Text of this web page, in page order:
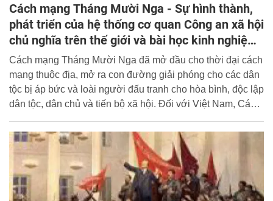
Cách mạng Tháng Mười Nga - Sự hình thành,
phát triển của hệ thống cơ quan Công an xã hội
chủ nghĩa trên thế giới và bài học kinh nghiệm
đối với Công an nhân dân Việt Nam
Cách mạng Tháng Mười Nga đã mở đầu cho thời đại cách
mạng thuộc địa, mở ra con đường giải phóng cho các dân
tộc bị áp bức và loài người đấu tranh cho hòa bình, độc lập
dân tộc, dân chủ và tiến bộ xã hội. Đối với Việt Nam, Cách
sắc trên nhiều phương diện, cả về lý luận và thực tiễn,
trong thời kỳ trước và sau khi Đảng Cộng sản Việt Nam ra
đời, cả trong Cách mạng tháng Tám và hai cuộc kháng
chiến vĩ đại của dân tộc, cũng như trong công cuộc đổi
mới, công nghiệp hóa, hiện đại hóa đất nước hiện nay.